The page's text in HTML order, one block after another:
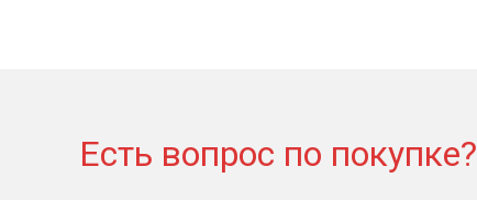
Есть вопрос по покупке?